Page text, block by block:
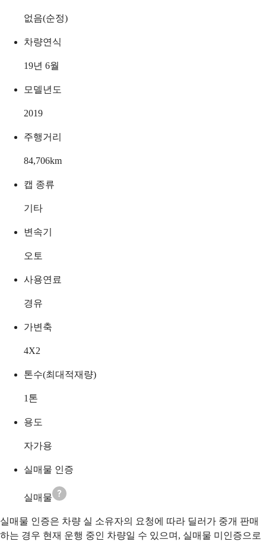
없음(순정)
차량연식
19년 6월
모델년도
2019
주행거리
84,706km
캡 종류
기타
변속기
오토
사용연료
경유
가변축
4X2
톤수(최대적재량)
1 톤
용도
자가용
실매물 인증
실매물
실매물 인증은 차량 실 소유자의 요청에 따라 딜러가 중개 판매
하는 경우 현재 운행 중인 차량일 수 있으며, 실매물 미인증으로